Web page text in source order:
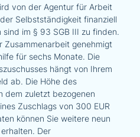
von der Agentur für Arbeit
Selbstständigkeit finanziell
im § 93 SGB III zu finden.
Zusammenarbeit genehmigt
für sechs Monate. Die
hängt von Ihrem
ab. Die Höhe des
dem zuletzt bezogenen
Zuschlags von 300 EUR
können Sie weitere neun
Der